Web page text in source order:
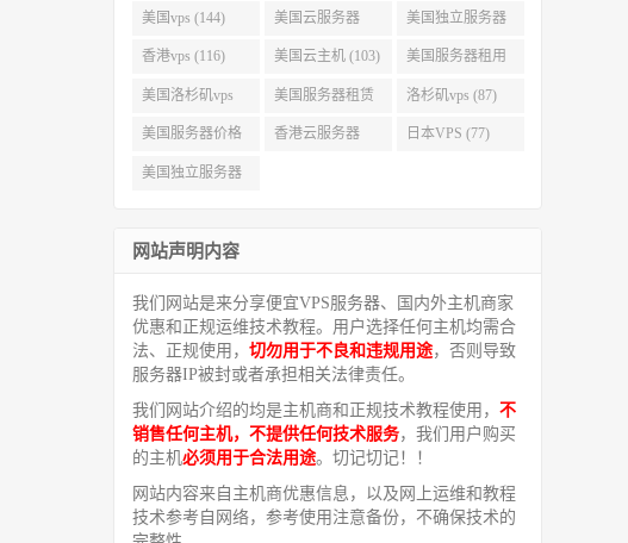
美国vps (144) 美国云服务器
(143)
美国独立服务器
(118)
香港vps (116) 美国云主机 (103) 美国服务器租用
(99)
美国洛杉矶vps
(94)
美国服务器租赁
(91)
洛杉矶vps (87)
美国服务器价格
(82)
香港云服务器 日本VPS (77)
美国独立服务器
网站声明内容
我们网站是来分享便宜VPS服务器、国内外主机商家
优惠和正规运维技术教程。用户选择任何主机均需合
法、正规使用， 切勿用于不良和违规用途，否则导致
服务器IP被封或者承担相关法律责任。
我们网站介绍的均是主机商和正规技术教程使用， 不
销售任何主机，不提供任何技术服务，我们用户购买
的主机必须用于合法用途。切记切记！！
网站内容来自主机商优惠信息，以及网上运维和教程
技术参考自网络，参考使用注意备份，不确保技术的